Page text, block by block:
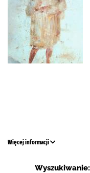
Więcej informacji
Wyszukiwanie: